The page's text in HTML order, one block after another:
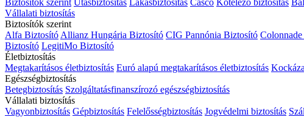
Vállalati biztosítás
Biztosítók szerint
Alfa Biztosító Allianz Hungária Biztosító CIG Pannónia Biztosító
Biztosító LegitiMo Biztosító
Életbiztosítás
Megtakarításos életbiztosítás Euró alapú megtakarításos életbiztosítás
Egészségbiztosítás
Betegbiztosítás Szolgáltatásfinanszírozó egészségbiztosítás
Vállalati biztosítás
Vagyonbiztosítás Gépbiztosítás Felelősségbiztosítás Jogvédelmi biztosítás